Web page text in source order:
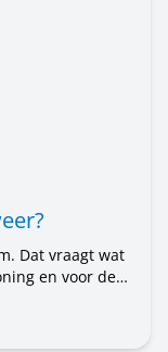
Dat vraagt wat
en voor de